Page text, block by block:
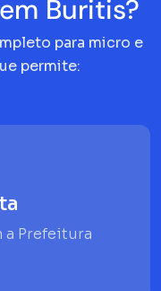
Buritis?
para micro e
permite:
a Prefeitura